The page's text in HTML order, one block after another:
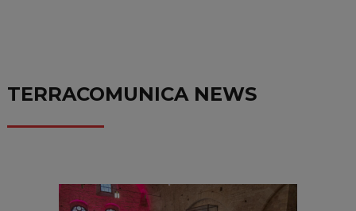
TERRACOMUNICA NEWS